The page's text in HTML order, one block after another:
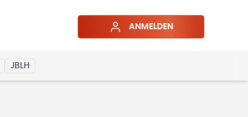
ANMELDEN
JBLH